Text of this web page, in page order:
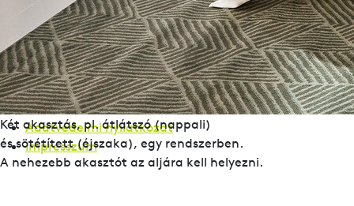
Két akasztás, pl. átlátszó (nappali)
és sötétített (éjszaka), egy rendszerben.
A nehezebb akasztót az aljára kell helyezni.
Adatvédelmi nyilatkozat
Impresszum
Üzletkereső
Kapcsolat
Whistleblower
Adatvédelmi nyilatkozat
Impresszum